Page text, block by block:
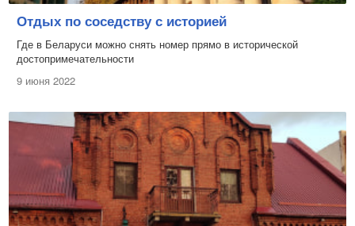
Отдых по соседству с историей
Где в Беларуси можно снять номер прямо в исторической
достопримечательности
9 июня 2022